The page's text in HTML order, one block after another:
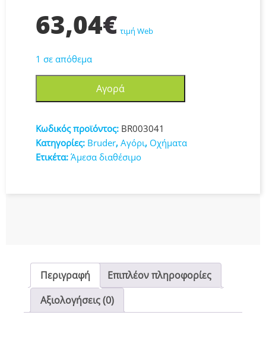
63,04€ τιμή Web
1 σε απόθεμα
936
Vario
BR003041
Αγορά
Κωδικός προϊόντος: BR003041
Κατηγορίες: Bruder, Αγόρι, Οχήματα
Ετικέτα: Άμεσα διαθέσιμο
Περιγραφή
Επιπλέον πληροφορίες
Αξιολογήσεις (0)